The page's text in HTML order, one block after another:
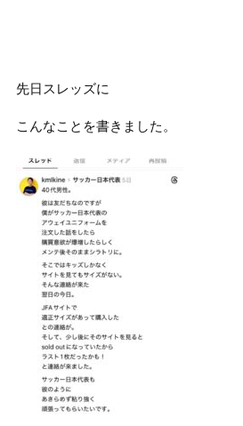
先日スレッズに
こんなことを書きました。